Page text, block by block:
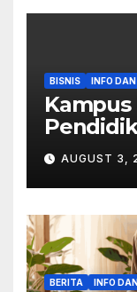
BISNIS INFO
Kampus
AUGUST 3,
BERITA INFO